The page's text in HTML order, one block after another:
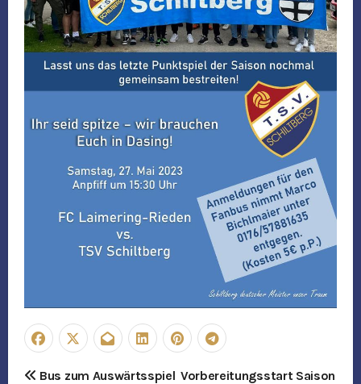
Bus zum Auswärtsspiel Vorbereitungsstart Saison